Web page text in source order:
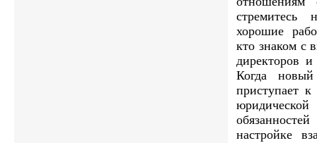
стремитесь
хорошие
кто знаком с
директоров
Когда новый
приступает
настройке